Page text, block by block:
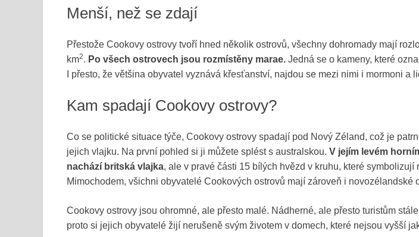
Menší, než se zdají
Přestože Cookovy ostrovy tvoří hned několik ostrovů, všechny dohromady mají
km2. Po všech ostrovech jsou rozmístěny marae. Jedná se o kameny, které
I přesto, že většina obyvatel vyznává křesťanství, najdou se mezi nimi i mormoni a
Kam spadají Cookovy ostrovy?
Co se politické situace týče, Cookovy ostrovy spadají pod Nový Zéland, což je
jejich vlajku. Na první pohled si ji můžete splést s australskou. V jejím levém
nachází britská vlajka, ale v pravé části 15 bílých hvězd v kruhu, které symbolizují
Mimochodem, všichni obyvatelé Cookových ostrovů mají zároveň i novozélandské
Cookovy ostrovy jsou ohromné, ale přesto malé. Nádherné, ale přesto turistům stále
proto si jejich obyvatelé žijí nerušeně svým životem v domech, které nejsou vyšší